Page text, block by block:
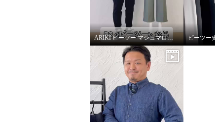
ピーツー 気持ちいぃ〜♪ マシュ
マロ起毛 ソフトワイドパンツ
ミルキーホワイト Ｍ
¥0
ARIKI ピーツー マシュマロ起毛ソフトワイドパンツ〜股下丈について〜